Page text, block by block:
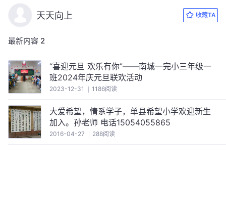
天天向上 收藏TA
最新内容 2
“喜迎元旦 欢乐有你”——南城一完小三年级一
班2024年庆元旦联欢活动
2023-12-31 1186阅读
大爱希望，情系学子，单县希望小学欢迎新生
加入。孙老师 电话15054055865
2016-04-27 288阅读